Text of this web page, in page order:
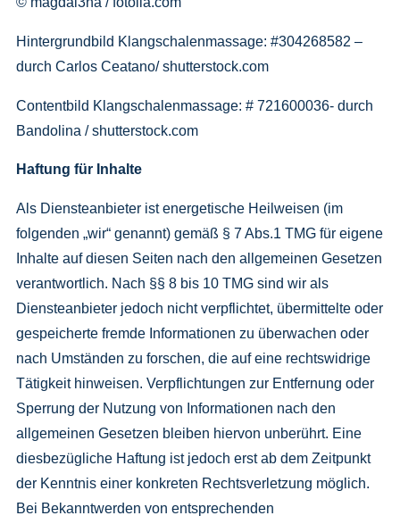
Hintergrundbild Klangschalenmassage: #304268582 –
durch Carlos Ceatano/ shutterstock.com
Contentbild Klangschalenmassage: # 721600036- durch
Bandolina / shutterstock.com
Haftung für Inhalte
Als Diensteanbieter ist energetische Heilweisen (im
folgenden „wir“ genannt) gemäß § 7 Abs.1 TMG für eigene
Inhalte auf diesen Seiten nach den allgemeinen Gesetzen
verantwortlich. Nach §§ 8 bis 10 TMG sind wir als
Diensteanbieter jedoch nicht verpflichtet, übermittelte oder
gespeicherte fremde Informationen zu überwachen oder
nach Umständen zu forschen, die auf eine rechtswidrige
Tätigkeit hinweisen. Verpflichtungen zur Entfernung oder
Sperrung der Nutzung von Informationen nach den
allgemeinen Gesetzen bleiben hiervon unberührt. Eine
diesbezügliche Haftung ist jedoch erst ab dem Zeitpunkt
der Kenntnis einer konkreten Rechtsverletzung möglich.
Bei Bekanntwerden von entsprechenden